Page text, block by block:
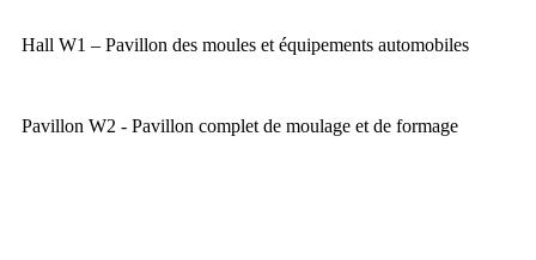
Hall W1 – Pavillon des moules et équipements automobiles
Pavillon W2 - Pavillon complet de moulage et de formage